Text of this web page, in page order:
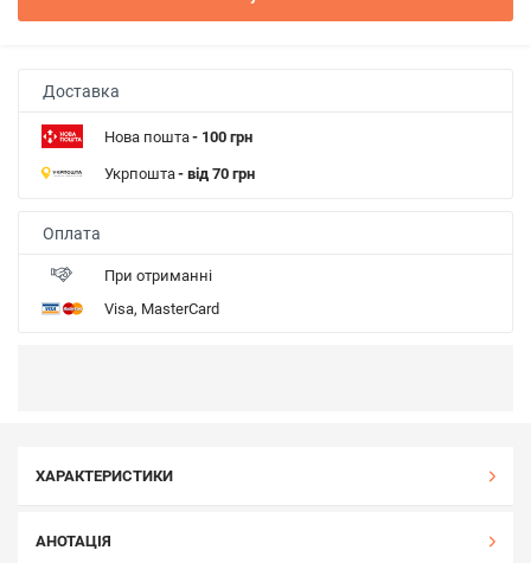
Доставка
Нова пошта- 100 грн
Укрпошта- від 70 грн
Оплата
При отриманні
Visa, MasterCard
ХАРАКТЕРИСТИКИ
АНОТАЦІЯ